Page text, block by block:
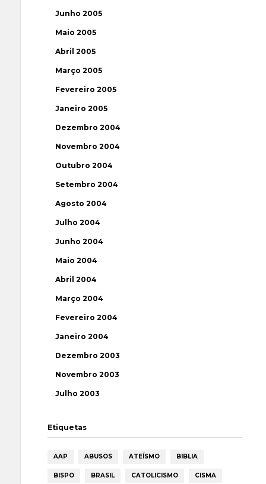
Junho 2005
Maio 2005
Abril 2005
Março 2005
Fevereiro 2005
Janeiro 2005
Dezembro 2004
Novembro 2004
Outubro 2004
Setembro 2004
Agosto 2004
Julho 2004
Junho 2004
Maio 2004
Abril 2004
Março 2004
Fevereiro 2004
Janeiro 2004
Dezembro 2003
Novembro 2003
Julho 2003
Etiquetas
AAP ABUSOS ATEÍSMO BIBLIA
BISPO BRASIL CATOLICISMO CISMA